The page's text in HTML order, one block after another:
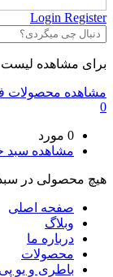
Login Register
برای مشاهده لیست
مشاهده محصولات
0
0 مورد
مشاهده سبد
هیچ محصولی در
صفحه اصلی
وبلاگ
درباره ما
محصولات
باطری و یو